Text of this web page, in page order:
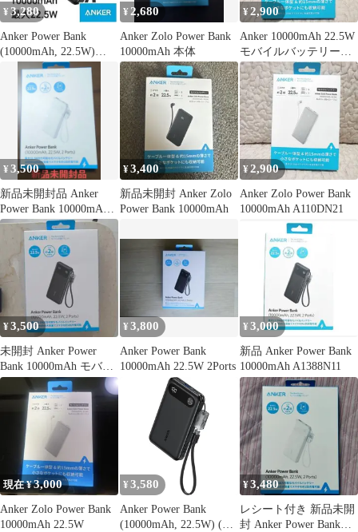
¥ 3,280
Anker Power Bank
(10000mAh, 22.5W)
3Port
¥ 2,680
Anker Zolo Power Bank
10000mAh 本体
¥2,900
Anker 10000mAh 22.5W
モバイルバッテリー
A110DN11
¥3,500
新品未開封品 Anker
Power Bank 10000mAh
22.5W
¥3,400
新品未開封 Anker Zolo
Power Bank 10000mAh
¥2,900
Anker Zolo Power Bank
10000mAh A110DN21
¥3,500
未開封 Anker Power
Bank 10000mAh モバイ
ルバッテリー
¥3,800
Anker Power Bank
10000mAh 22.5W 2Ports
¥ 3,000
新品 Anker Power Bank
10000mAh A1388N11
現在 ¥3,000
Anker Zolo Power Bank
10000mAh 22.5W
¥ 3,580
Anker Power Bank
(10000mAh, 22.5W) (ブ
¥3,480
レシート付き 新品未開
封 Anker Power Bank